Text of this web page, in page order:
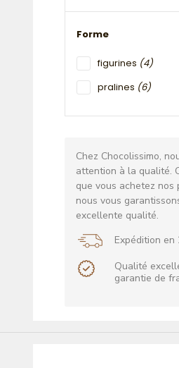
Forme
figurines (4)
pralines (6)
Chez Chocolissimo,
attention à la qualité.
que vous achetez nos
nous vous
excellente qualité.
Expédition en
Qualité
garantie de